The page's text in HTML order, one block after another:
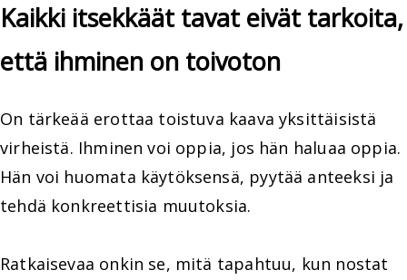
Kaikki itsekkäät tavat eivät tarkoita,
että ihminen on toivoton
On tärkeää erottaa toistuva kaava yksittäisistä
virheistä. Ihminen voi oppia, jos hän haluaa oppia.
Hän voi huomata käytöksensä, pyytää anteeksi ja
tehdä konkreettisia muutoksia.
Ratkaisevaa onkin se, mitä tapahtuu, kun nostat